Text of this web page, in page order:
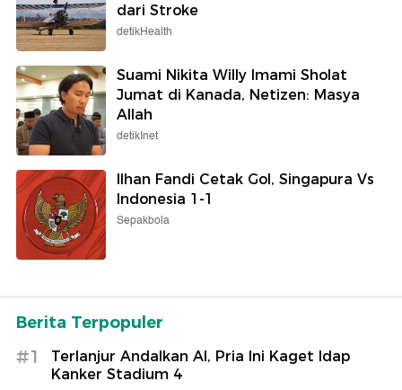
dari Stroke
detikHealth
Suami Nikita Willy Imami Sholat
Jumat di Kanada, Netizen: Masya
Allah
detikInet
Ilhan Fandi Cetak Gol, Singapura Vs
Indonesia 1-1
Sepakbola
Berita Terpopuler
#1
Terlanjur Andalkan AI, Pria Ini Kaget Idap
Kanker Stadium 4